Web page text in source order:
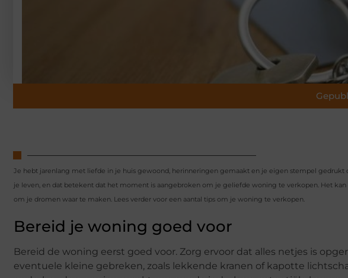
Je hebt jarenlang met liefde in je huis gewoond, herinneringen gemaakt en je eigen stempel gedrukt
je leven, en dat betekent dat het moment is aangebroken om je geliefde woning te verkopen. Het
om je dromen waar te maken. Lees verder voor een aantal tips om je woning te verkopen.
Bereid je woning goed voor
Bereid de woning eerst goed voor. Zorg ervoor dat alles netjes is
eventuele kleine gebreken, zoals lekkende kranen of kapotte